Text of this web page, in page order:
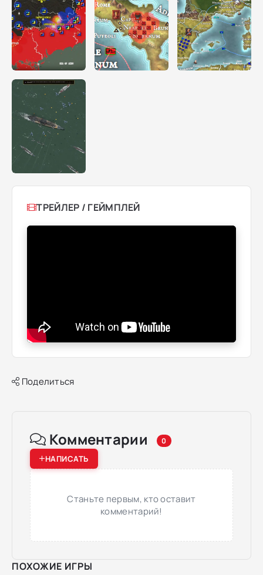
ТРЕЙЛЕР / ГЕЙМПЛЕЙ
Поделиться
Комментарии 0
НАПИСАТЬ
Станьте первым, кто оставит
комментарий!
ПОХОЖИЕ ИГРЫ